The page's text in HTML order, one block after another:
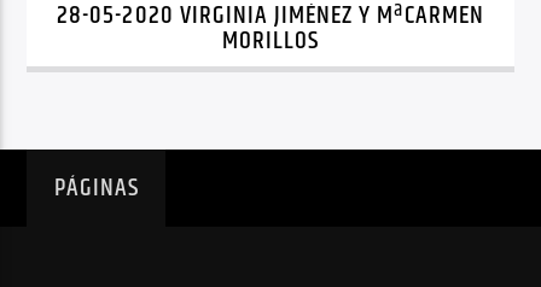
28-05-2020 VIRGINIA JIMÉNEZ Y MªCARMEN
MORILLOS
PÁGINAS